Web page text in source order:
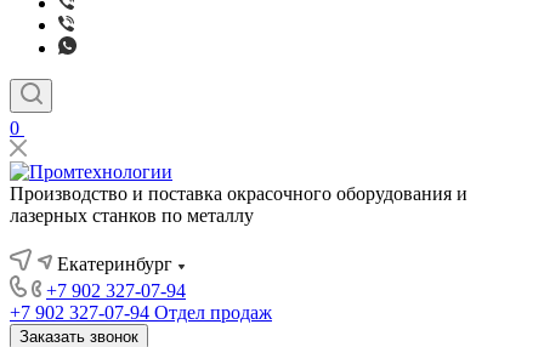
0
Производство и поставка окрасочного оборудования и
лазерных станков по металлу
Екатеринбург
+7 902 327-07-94
+7 902 327-07-94 Отдел продаж
Заказать звонок